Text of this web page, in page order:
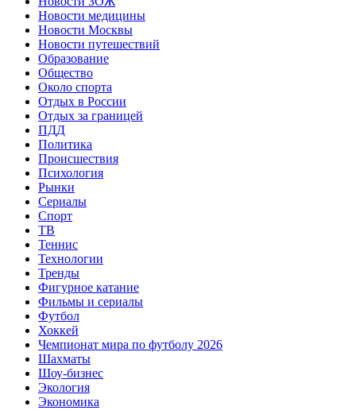
Новости медицины
Новости Москвы
Новости путешествий
Образование
Общество
Около спорта
Отдых в России
Отдых за границей
ПДД
Политика
Происшествия
Психология
Рынки
Сериалы
Спорт
ТВ
Теннис
Технологии
Тренды
Фигурное катание
Фильмы и сериалы
Футбол
Хоккей
Чемпионат мира по футболу 2026
Шахматы
Шоу-бизнес
Экология
Экономика